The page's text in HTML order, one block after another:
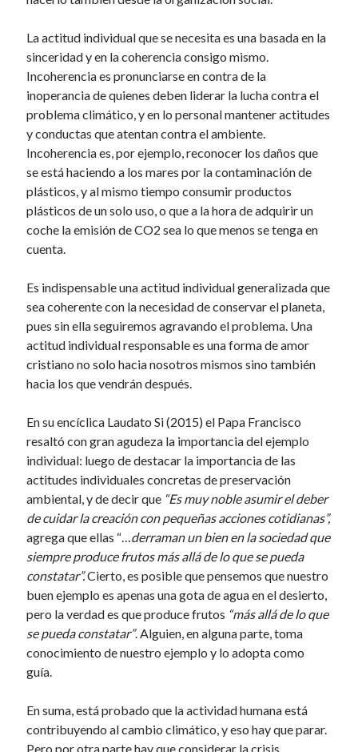
La actitud individual que se necesita es una basada en la
sinceridad y en la coherencia consigo mismo.
Incoherencia es pronunciarse en contra de la
inoperancia de quienes deben liderar la lucha contra el
problema climático, y en lo personal mantener actitudes
y conductas que atentan contra el ambiente.
Incoherencia es, por ejemplo, reconocer los daños que
se está haciendo a los mares por la contaminación de
plásticos, y al mismo tiempo consumir productos
plásticos de un solo uso, o que a la hora de adquirir un
coche la emisión de CO2 sea lo que menos se tenga en
cuenta.
Es indispensable una actitud individual generalizada que
sea coherente con la necesidad de conservar el planeta,
pues sin ella seguiremos agravando el problema. Una
actitud individual responsable es una forma de amor
cristiano no solo hacia nosotros mismos sino también
hacia los que vendrán después.
En su encíclica Laudato Si (2015) el Papa Francisco
resaltó con gran agudeza la importancia del ejemplo
individual: luego de destacar la importancia de las
actitudes individuales concretas de preservación
ambiental, y de decir que “Es muy noble asumir el deber
de cuidar la creación con pequeñas acciones cotidianas”,
agrega que ellas “…derraman un bien en la sociedad que
siempre produce frutos más allá de lo que se pueda
constatar”.Cierto, es posible que pensemos que nuestro
buen ejemplo es apenas una gota de agua en el desierto,
pero la verdad es que produce frutos “más allá de lo que
se pueda constatar”. Alguien, en alguna parte, toma
conocimiento de nuestro ejemplo y lo adopta como
guía.
En suma, está probado que la actividad humana está
contribuyendo al cambio climático, y eso hay que parar.
Pero por otra parte hay que considerar la crisis